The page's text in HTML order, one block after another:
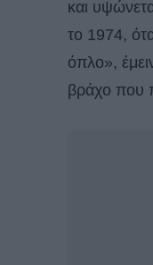
και
το 1974,
όπλο»,
βράχο που